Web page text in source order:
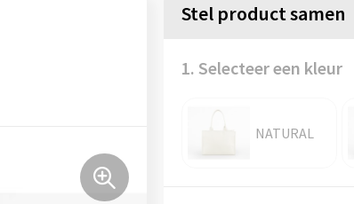
Stel product samen
1. Selecteer een kleur
NATURAL